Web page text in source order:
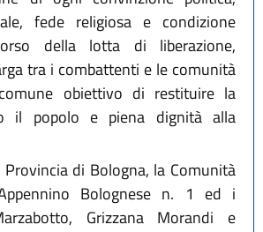
fede religiosa e condizione
della lotta di liberazione,
tra i combattenti e le comunità
obiettivo di restituire la
il popolo e piena dignità alla
Provincia di Bologna, la Comunità
Bolognese n. 1 ed i
Grizzana Morandi e